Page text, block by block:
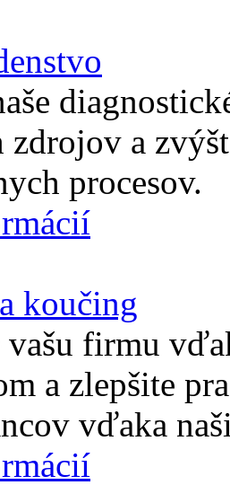
a
procesov.
koučing
vašu firmu
a zlepšite
vďaka